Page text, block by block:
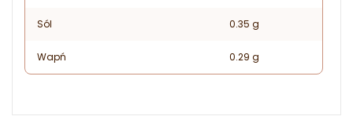
Sól 0.35 g
Wapń 0.29 g